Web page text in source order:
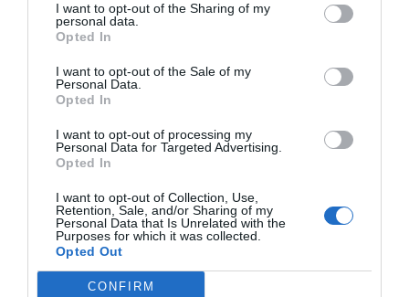
I want to opt-out of the Sharing of my
personal data.
Opted In
I want to opt-out of the Sale of my
Personal Data.
Opted In
I want to opt-out of processing my
Personal Data for Targeted Advertising.
Opted In
I want to opt-out of Collection, Use,
Retention, Sale, and/or Sharing of my
Personal Data that Is Unrelated with the
Purposes for which it was collected.
Opted Out
CONFIRM
(*σε αυτό το σημείο γουρλώνω τα μάτια μου να την
αλλά στην συνέχεια μου εξηγεί πώς το εννοεί και γιατί
το λέει).
Ήμουν πολύ ήσυχη και με ενοχλούσε όταν έκαναν
φασαρία. Ένιωθα πολύ άβολα. Πήγαινα σε ιδιωτικό, δεν
Ο λόγος που δεν θεωρώ πολύ καλό το 17-18, είναι γιατί
δεν με θυμάμαι να διαβάζω τόσο πολύ. Πέρασα στις
Πανελλήνιες, Κοινωνιολογία Παντείου, και δεν με